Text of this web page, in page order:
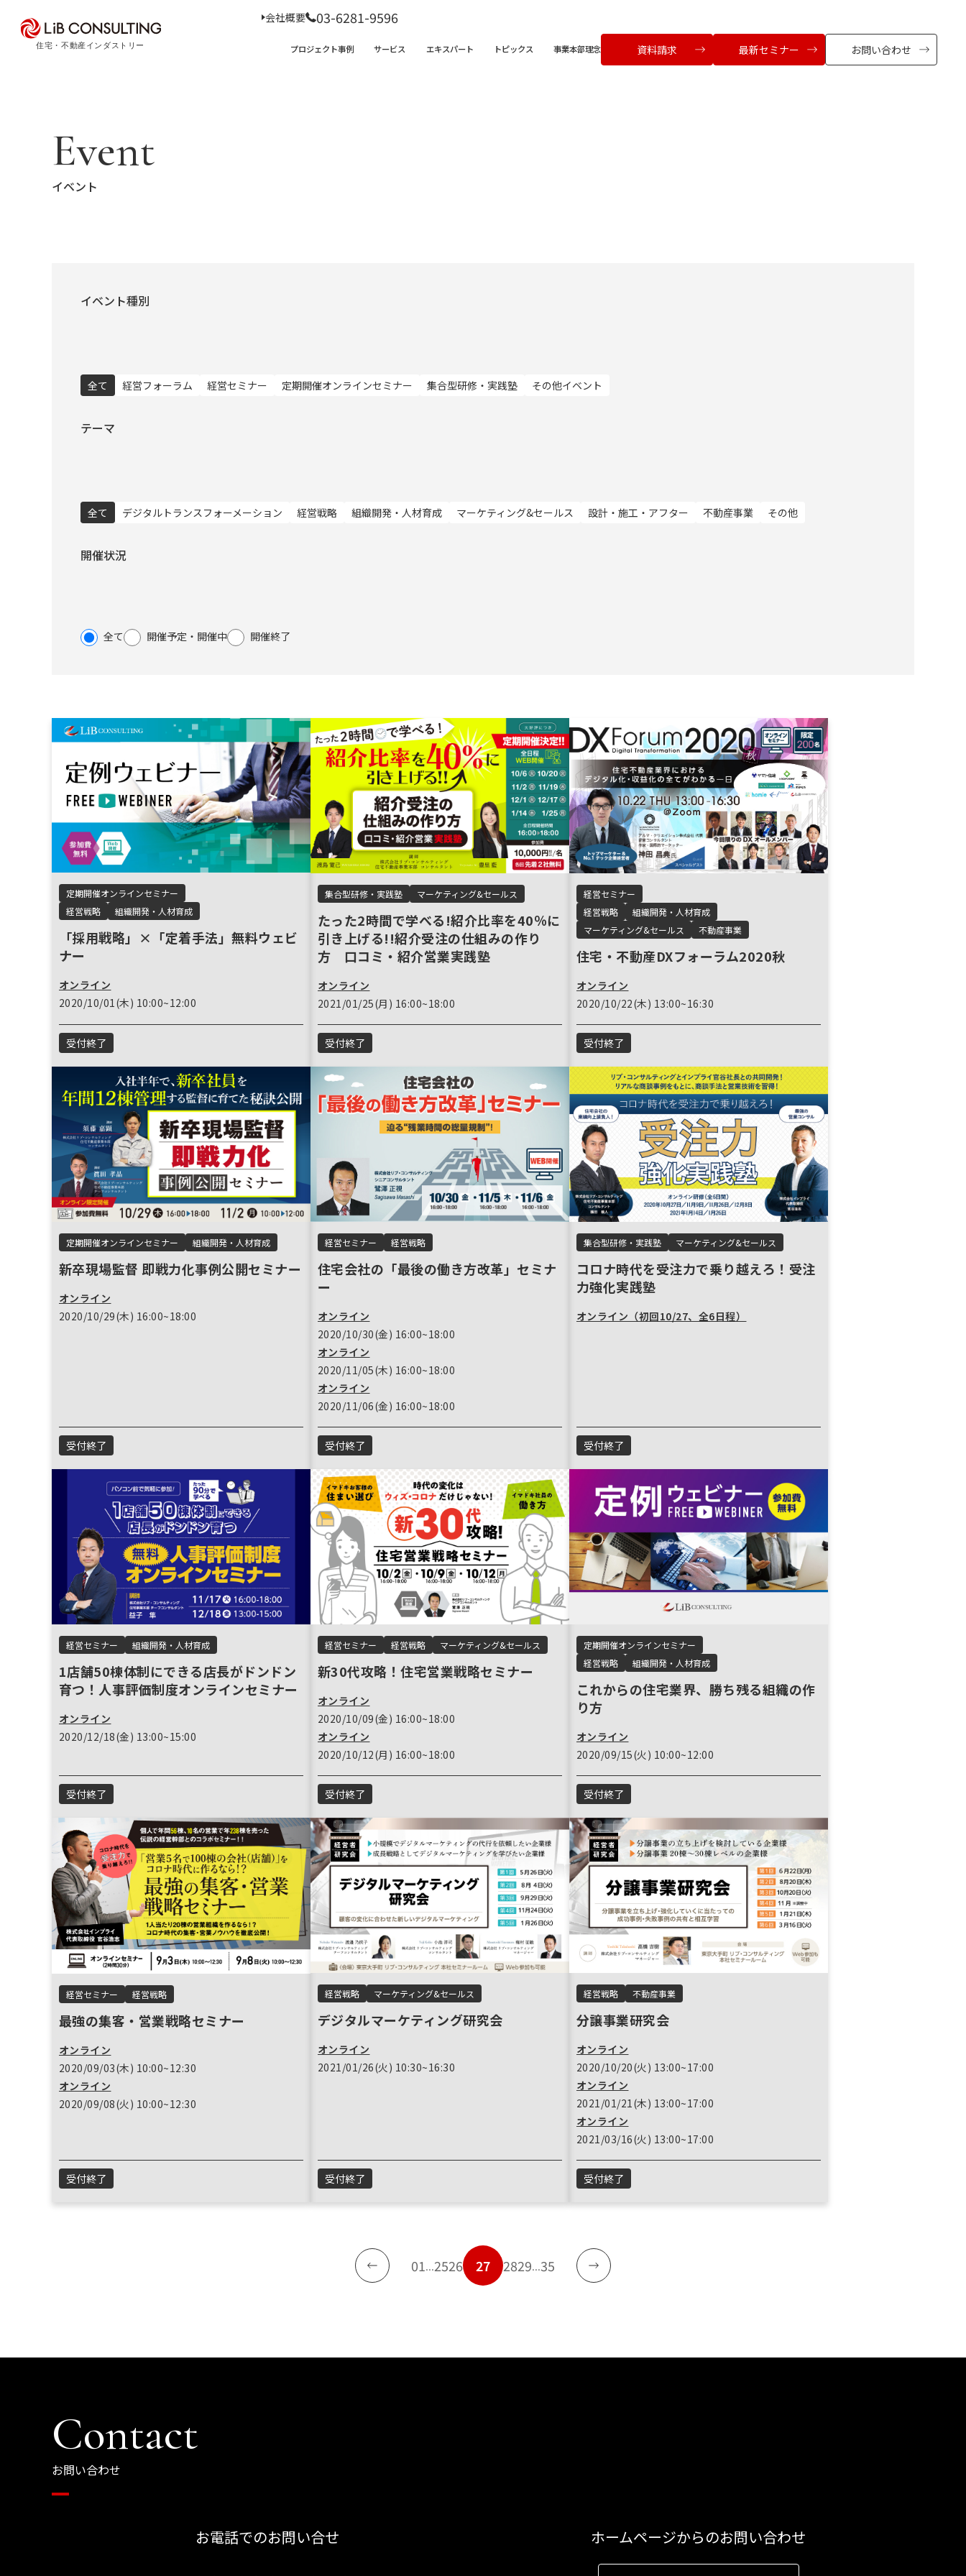
会社概要 03-6281-9596
プロジェクト事例
プロジェクト事例
Case Study
サービス
サービス
Service
エキスパート トピックス
トピックス
Topics
事業本部理念 資料請求 最新セミナー お問い合わせ
プロジェクト事例
トピックスEvent
イベント
イベント種別
全て 経営フォーラム 経営セミナー 定期開催オンラインセミナー 集合型研修・実践塾 その他イベント
テーマ
全て デジタルトランスフォーメーション 経営戦略 組織開発・人材育成 マーケティング&セールス 設計・施工・アフター 不動産事業 その他
開催状況
全て 開催予定・開催中 開催終了
定期開催オンラインセミナー
経営戦略
組織開発・人材育成
「採用戦略」×「定着手法」無料ウェビ
ナー
オンライン
2020/10/01(木) 10:00~12:00
受付終了
集合型研修・実践塾 マーケティング&セールス
たった2時間で学べる!紹介比率を40％に
引き上げる!!紹介受注の仕組みの作り
方 口コミ・紹介営業実践塾
オンライン
2021/01/25(月) 16:00~18:00
受付終了
経営セミナー
経営戦略
組織開発・人材育成
マーケティング&セールス
不動産事業
住宅・不動産DXフォーラム2020秋
オンライン
2020/10/22(木) 13:00~16:30
受付終了
定期開催オンラインセミナー 組織開発・人材育成
新卒現場監督 即戦力化事例公開セミナー
オンライン
2020/10/29(木) 16:00~18:00
受付終了
経営セミナー 経営戦略
住宅会社の「最後の働き方改革」セミナ
ー
オンライン
2020/10/30(金) 16:00~18:00
オンライン
2020/11/05(木) 16:00~18:00
オンライン
2020/11/06(金) 16:00~18:00
受付終了
集合型研修・実践塾 マーケティング&セールス
コロナ時代を受注力で乗り越えろ！受注
力強化実践塾
オンライン（初回10/27、全6日程）
受付終了
経営セミナー 組織開発・人材育成
1店舗50棟体制にできる店長がドンドン
育つ！人事評価制度オンラインセミナー
オンライン
2020/12/18(金) 13:00~15:00
受付終了
経営セミナー 経営戦略 マーケティング&セールス
新30代攻略！住宅営業戦略セミナー
オンライン
2020/10/09(金) 16:00~18:00
オンライン
2020/10/12(月) 16:00~18:00
受付終了
定期開催オンラインセミナー
経営戦略
組織開発・人材育成
これからの住宅業界、勝ち残る組織の作
り方
オンライン
2020/09/15(火) 10:00~12:00
受付終了
経営セミナー 経営戦略
最強の集客・営業戦略セミナー
オンライン
2020/09/03(木) 10:00~12:30
オンライン
2020/09/08(火) 10:00~12:30
受付終了
経営戦略 マーケティング&セールス
デジタルマーケティング研究会
オンライン
2021/01/26(火) 10:30~16:30
受付終了
経営戦略 不動産事業
分譲事業研究会
オンライン
2020/10/20(火) 13:00~17:00
オンライン
2021/01/21(木) 13:00~17:00
オンライン
2021/03/16(火) 13:00~17:00
受付終了
01...2526 27 2829...35
Contact
お問い合わせ
お電話でのお問い合せ ホームページからのお問い合わせ